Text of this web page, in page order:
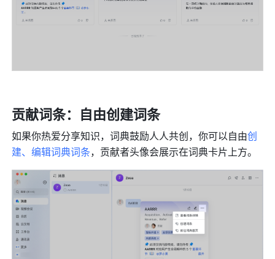
贡献词条：自由创建词条
如果你热爱分享知识，词典鼓励人人共创，你可以自由创
建、编辑词典词条，贡献者头像会展示在词典卡片上方。